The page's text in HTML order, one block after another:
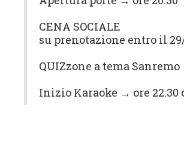
CENA SOCIALE
su prenotazione entro il
QUIZzone a tema Sanremo
Inizio Karaoke → ore 22.30